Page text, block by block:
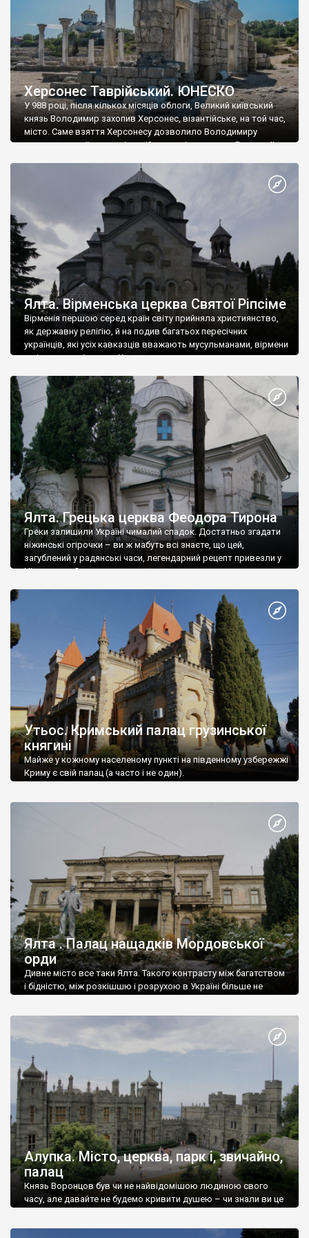
Херсонес Таврійський. ЮНЕСКО
У 988 році, після кількох місяців облоги, Великий київський
князь Володимир захопив Херсонес, візантійське, на той час,
місто. Саме взяття Херсонесу дозволило Володимиру
диктувати свої умови візантійському імператору Василю ІІ, та
Херсонесі Володимир-язичник, став Василем-християнином.
А потім було Хрещення Русі. На честь Херсонесу Таврійського
Ялта. Вірменська церква Святої Ріпсіме
Вірменія першою серед країн світу прийняла християнство,
як державну релігію, й на подив багатьох пересічних
українців, які усіх кавказців вважають мусульманами, вірмени
є відданими вірянами Христа
Ялта. Грецька церква Феодора Тирона
Греки залишили Україні чималий спадок. Достатньо згадати
ніжинські огірочки – ви ж мабуть всі знаєте, що цей,
загублений у радянські часи, легендарний рецепт привезли у
Ніжин греки?
Утьос. Кримський палац грузинської
княгині
Майже у кожному населеному пункті на південному узбережжі
Криму є свій палац (а часто і не один).
Ялта . Палац нащадків Мордовської
орди
Дивне місто все таки Ялта. Такого контрасту між багатством
і бідністю, між розкішшю і розрухою в Україні більше не
Алупка. Місто, церква, парк і, звичайно,
палац
Князь Воронцов був чи не найвідомішою людиною свого
часу, але давайте не будемо кривити душею – чи знали ви це